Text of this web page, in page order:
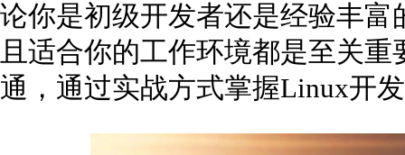
论你是初级开发者还是经验丰
且适合你的工作环境都是至关
通，通过实战方式掌握Linux开